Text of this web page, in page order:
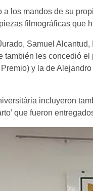
los mandos de su
filmográficas
Samuel
también les concedió
y la de
incluyeron
que fueron